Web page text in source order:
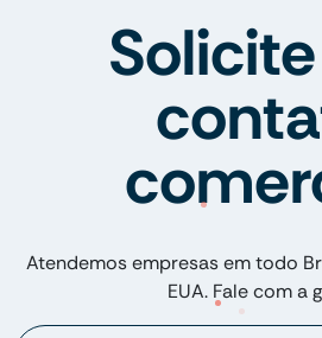
Atendemos empresas em todo
EUA. Fale com a